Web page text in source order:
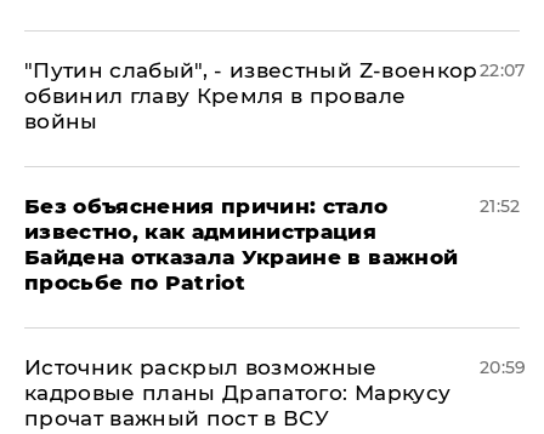
​"Путин слабый", - известный Z-военкор
обвинил главу Кремля в провале
войны
22:07
Без объяснения причин: стало
известно, как администрация
Байдена отказала Украине в важной
просьбе по Patriot
21:52
​Источник раскрыл возможные
кадровые планы Драпатого: Маркусу
прочат важный пост в ВСУ
20:59